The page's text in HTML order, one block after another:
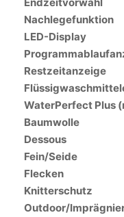
Nachlegefunktion
LED-Display
Restzeitanzeige
WaterPerfect Plus
Baumwolle
Dessous
Fein/Seide
Flecken
Knitterschutz
Outdoor/